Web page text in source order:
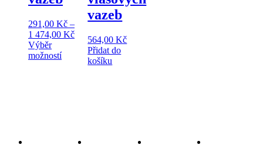
291,00 Kč –
1 474,00 KčRozpětí
cen:
291,00 Kč
Výběr
možnostíTento
produkt
vazeb
564,00Kč
Přidat do
košíku